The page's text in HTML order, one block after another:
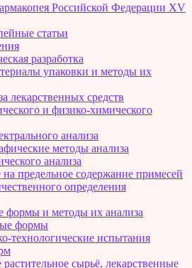
Российской Федерации XV
статьи
разработка
упаковки и методы их
лекарственных средств
и физико-химического
анализа
методы анализа
анализа
предельное содержание примесей
определения
формы и методы их анализа
формы
технологические испытания
сырьё, лекарственные